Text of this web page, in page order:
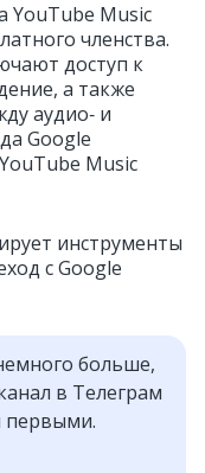
YouTube Music
членства.
доступ к
а также
аудио‑ и
Google
Music
инструменты
с Google
больше,
в Телеграм
первыми.